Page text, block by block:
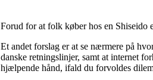
Forud for at folk køber hos en Shiseido
Et andet forslag er at se nærmere på
danske retningslinjer, samt at internet
hjælpende hånd, ifald du forvoldes